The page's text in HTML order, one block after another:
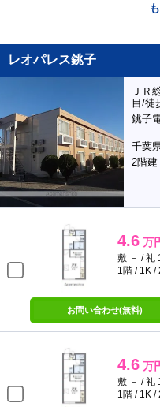
レオパレス銚子
ＪＲ
目/徒
銚子
千葉
2階
4.6 万
敷 － / 礼
1階 / 1K /
お問い合わせ(無料)
4.6 万
敷 － / 礼
1階 / 1K /